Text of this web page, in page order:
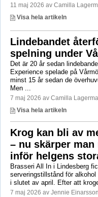
11 maj 2026 av Camilla
Visa hela artikeln
Lindebandet
spelning under
Det är 20 år sedan
Experience spelade på
minst 15 år sedan de
Men ...
7 maj 2026 av Camilla
Visa hela artikeln
Krog kan bli av
– nu skärper
inför helgens
Brasseri All In i Lindesberg
serveringstillstånd för
i slutet av april. Efter att
7 maj 2026 av Jennie Einarsson